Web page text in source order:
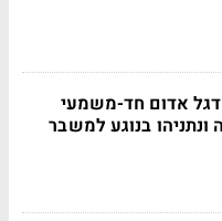
דגל אדום חד-משמעי
בנוגע למשבר